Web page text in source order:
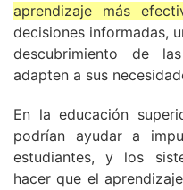
aprendizaje más
decisiones informadas,
descubrimiento de
adapten a sus
En la educación
podrían ayudar a
estudiantes, y los
hacer que el